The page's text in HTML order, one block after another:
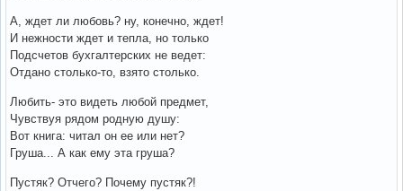
А, ждет ли любовь? ну, конечно, ждет!
И нежности ждет и тепла, но только
Подсчетов бухгалтерских не ведет:
Отдано столько-то, взято столько.
Любить- это видеть любой предмет,
Чувствуя рядом родную душу:
Вот книга: читал он ее или нет?
Груша... А как ему эта груша?
Пустяк? Отчего? Почему пустяк?!